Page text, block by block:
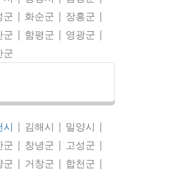
| 화순군 | 장흥군 |
| 함평군 | 영광군 |
군
시 | 김해시 | 밀양시 |
| 창녕군 | 고성군 |
| 거창군 | 합천군 |